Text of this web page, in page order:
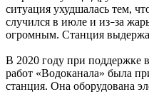
ситуация ухудшалась тем,
случился в июле и из–за
огромным. Станция
В 2020 году при поддержке
работ «Водоканала» была
станция. Она оборудована